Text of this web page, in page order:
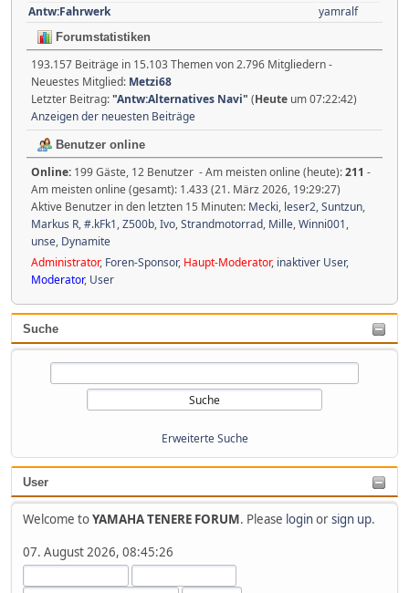
Suche
Erweiterte Suche
User
Welcome toYAMAHA TENERE FORUM. Please loginorsign up.
07. August 2026, 08:45:26
Antw:Fahrwerk
yamralf
Forumstatistiken
193.157 Beiträge in 15.103 Themen von 2.796 Mitgliedern -
Neuestes Mitglied: Metzi68
Letzter Beitrag:"Antw:Alternatives Navi" (Heute um 07:22:42)
Anzeigen der neuesten Beiträge
Benutzer online
Online: 199 Gäste, 12 Benutzer - Am meisten online (heute):211 -
Am meisten online (gesamt): 1.433 (21. März 2026, 19:29:27)
Aktive Benutzer in den letzten 15 Minuten: Mecki, leser2,Suntzun,
Markus R,#.kFk1,Z500b,Ivo,Strandmotorrad, Mille,Winni001,
unse, Dynamite
Administrator, Foren-Sponsor, Haupt-Moderator, inaktiver User,
Moderator, User